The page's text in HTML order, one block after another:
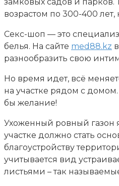
возрастом по 300-400 лет,
Секс-шоп — это
белья. На сайте med88.kz
разнообразить свою
Но время идет, всё
на участке рядом с
бы желание!
Ухоженный ровный газон
участке должно стать
благоустройству
учитывается вид
листьями – так